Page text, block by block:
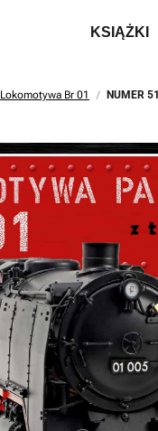
KSIĄŻKI
Lokomotywa Br 01 NUMER 51